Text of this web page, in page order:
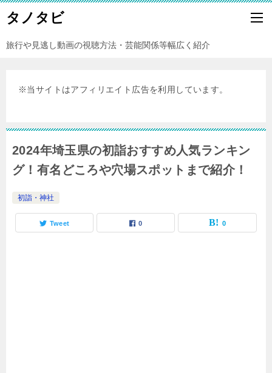
タノタビ
旅行や見逃し動画の視聴方法・芸能関係等幅広く紹介
※当サイトはアフィリエイト広告を利用しています。
2024年埼玉県の初詣おすすめ人気ランキン
グ！有名どころや穴場スポットまで紹介！
初詣・神社
Tweet 0 0